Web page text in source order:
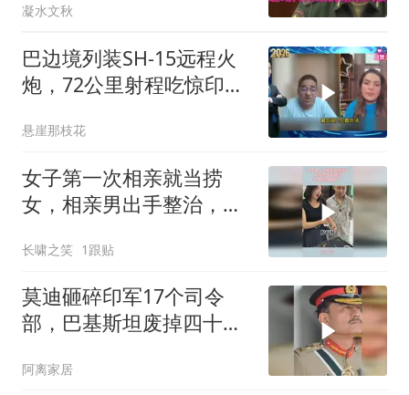
凝水文秋
巴边境列装SH-15远程火
炮，72公里射程吃惊印度
悬崖那枝花
女子第一次相亲就当捞
女，相亲男出手整治，女
长啸之笑 1跟贴
莫迪砸碎印军17个司令
部，巴基斯坦废掉四十年
变天
阿离家居